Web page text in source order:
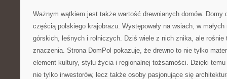
Ważnym wątkiem jest także wartość drewnianych domów. Domy
częścią polskiego krajobrazu. Występowały na wsiach, w
górskich, leśnych i rolniczych. Dziś wiele z nich znika, ale rośnie
znaczenia. Strona DomPol pokazuje, że drewno to nie tylko
element kultury, stylu życia i regionalnej tożsamości. Dzięki
nie tylko inwestorów, lecz także osoby pasjonujące się